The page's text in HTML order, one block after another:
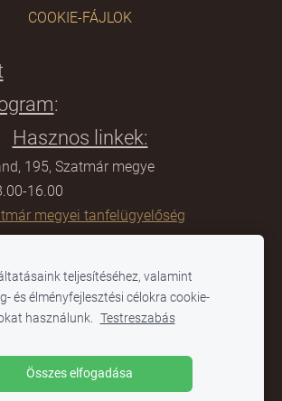
COOKIE-FÁJLOK
:
Hasznos linkek:
195, Szatmár megye
8.00-16.00
megyei tanfelügyelőség
8:00-12.00
Tanügyminisztérium
804 284
teljesítéséhez, valamint
és élményfejlesztési célokra cookie-
használunk. Testreszabás
Összes elfogadása